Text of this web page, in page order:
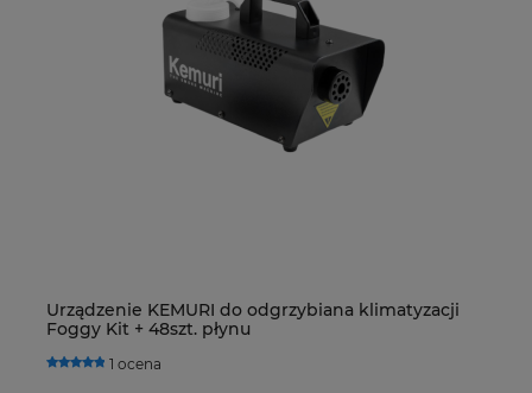
Urządzenie KEMURI do odgrzybiana klimatyzacji
Foggy Kit + 48szt. płynu
1 ocena